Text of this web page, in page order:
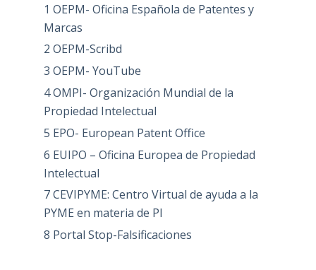
1 OEPM- Oficina Española de Patentes y
Marcas
2 OEPM-Scribd
3 OEPM- YouTube
4 OMPI- Organización Mundial de la
Propiedad Intelectual
5 EPO- European Patent Office
6 EUIPO – Oficina Europea de Propiedad
Intelectual
7 CEVIPYME: Centro Virtual de ayuda a la
PYME en materia de PI
8 Portal Stop-Falsificaciones